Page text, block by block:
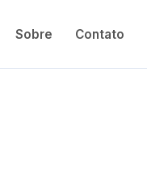
Sobre Contato